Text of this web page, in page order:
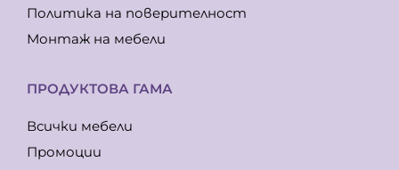
Политика на поверителност
Монтаж на мебели
ПРОДУКТОВА ГАМА
Всички мебели
Промоции